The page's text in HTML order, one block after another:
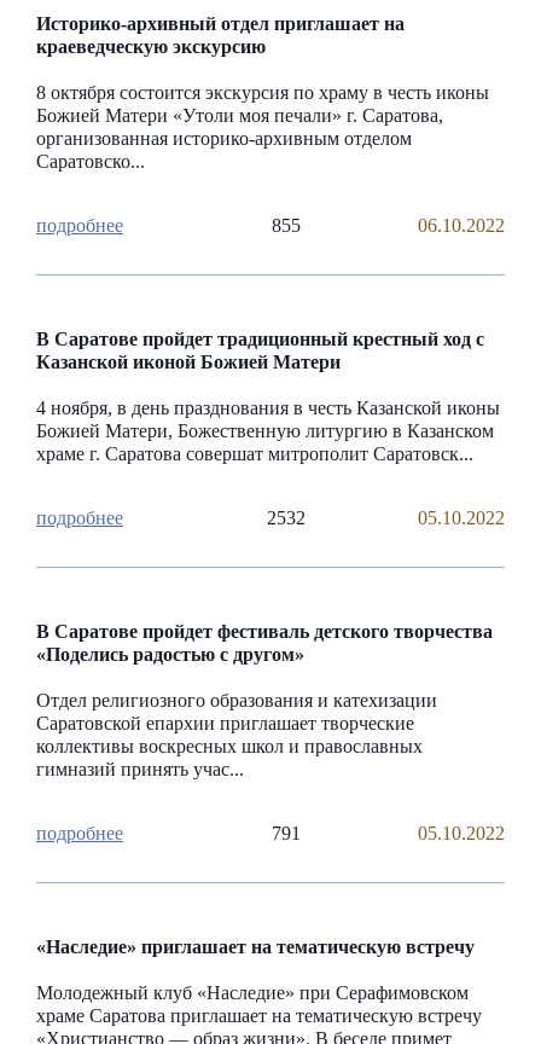
Историко-архивный отдел приглашает на
краеведческую экскурсию
8 октября состоится экскурсия по храму в честь иконы
Божией Матери «Утоли моя печали» г. Саратова,
организованная историко-архивным отделом
Саратовско...
855 06.10.2022
В Саратове пройдет традиционный крестный ход с
Казанской иконой Божией Матери
4 ноября, в день празднования в честь Казанской иконы
Божией Матери, Божественную литургию в Казанском
храме г. Саратова совершат митрополит Саратовск...
2532 05.10.2022
В Саратове пройдет фестиваль детского творчества
«Поделись радостью с другом»
Отдел религиозного образования и катехизации
Саратовской епархии приглашает творческие
коллективы воскресных школ и православных
гимназий принять учас...
791 05.10.2022
«Наследие» приглашает на тематическую встречу
Молодежный клуб «Наследие» при Серафимовском
храме Саратова приглашает на тематическую встречу
«Христианство — образ жизни». В беседе примет